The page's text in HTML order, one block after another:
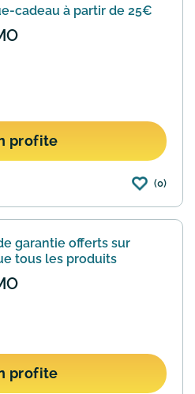
cadeau à partir de 25€
profite
vos proches et
de la valeur de votre
cadeau e... En
(0)
garantie offerts sur
tous les produits
profite